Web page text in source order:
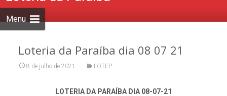
Menu
Loteria da Paraíba dia 08 07 21
8 de julho de 2021 LOTEP
LOTERIA DA PARAÍBA DIA 08-07-21